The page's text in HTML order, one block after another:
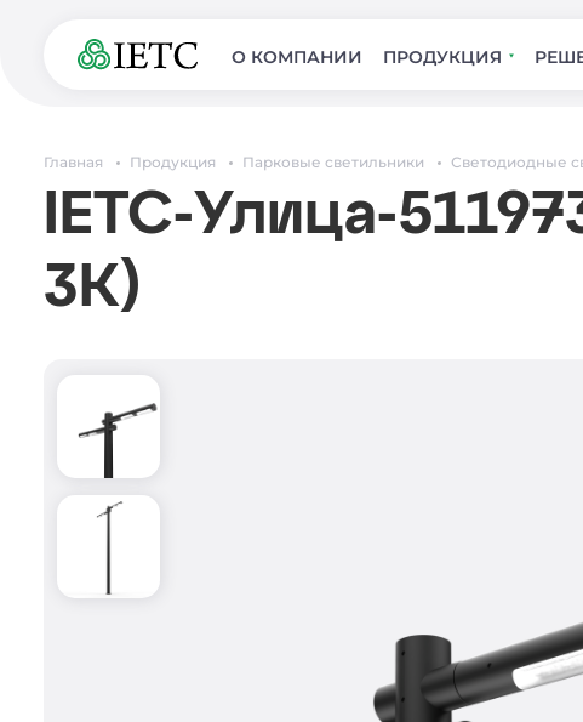
О КОМПАНИИ ПРОДУКЦИЯ
Главная Продукция Парковые светильники Светодиодные
IETC-Улица-
3К)